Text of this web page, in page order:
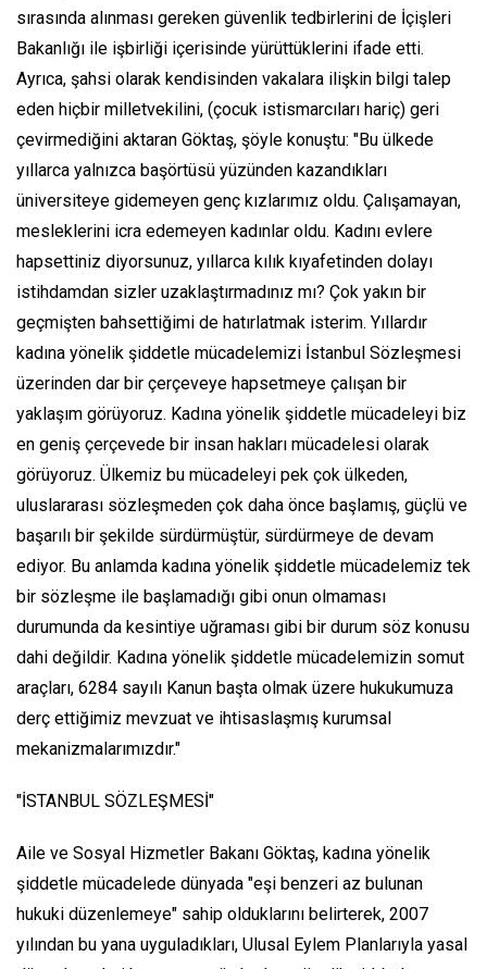
sırasında alınması gereken güvenlik tedbirlerini de İçişleri
Bakanlığı ile işbirliği içerisinde yürüttüklerini ifade etti.
Ayrıca, şahsi olarak kendisinden vakalara ilişkin bilgi talep
eden hiçbir milletvekilini, (çocuk istismarcıları hariç) geri
çevirmediğini aktaran Göktaş, şöyle konuştu: "Bu ülkede
yıllarca yalnızca başörtüsü yüzünden kazandıkları
üniversiteye gidemeyen genç kızlarımız oldu. Çalışamayan,
mesleklerini icra edemeyen kadınlar oldu. Kadını evlere
hapsettiniz diyorsunuz, yıllarca kılık kıyafetinden dolayı
istihdamdan sizler uzaklaştırmadınız mı? Çok yakın bir
geçmişten bahsettiğimi de hatırlatmak isterim. Yıllardır
kadına yönelik şiddetle mücadelemizi İstanbul Sözleşmesi
üzerinden dar bir çerçeveye hapsetmeye çalışan bir
yaklaşım görüyoruz. Kadına yönelik şiddetle mücadeleyi biz
en geniş çerçevede bir insan hakları mücadelesi olarak
görüyoruz. Ülkemiz bu mücadeleyi pek çok ülkeden,
uluslararası sözleşmeden çok daha önce başlamış, güçlü ve
başarılı bir şekilde sürdürmüştür, sürdürmeye de devam
ediyor. Bu anlamda kadına yönelik şiddetle mücadelemiz tek
bir sözleşme ile başlamadığı gibi onun olmaması
durumunda da kesintiye uğraması gibi bir durum söz konusu
dahi değildir. Kadına yönelik şiddetle mücadelemizin somut
araçları, 6284 sayılı Kanun başta olmak üzere hukukumuza
derç ettiğimiz mevzuat ve ihtisaslaşmış kurumsal
mekanizmalarımızdır."
"İSTANBUL SÖZLEŞMESİ"
Aile ve Sosyal Hizmetler Bakanı Göktaş, kadına yönelik
şiddetle mücadelede dünyada "eşi benzeri az bulunan
hukuki düzenlemeye" sahip olduklarını belirterek, 2007
yılından bu yana uyguladıkları, Ulusal Eylem Planlarıyla yasal